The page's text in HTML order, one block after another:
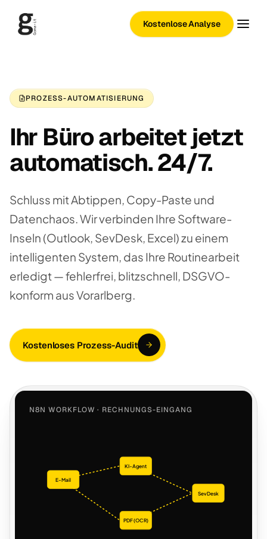
Kostenlose Analyse
PROZESS-AUTOMATISIERUNG
Ihr Büro arbeitet jetzt
automatisch. 24/7.
Schluss mit Abtippen, Copy-Paste und
Datenchaos. Wir verbinden Ihre Software-
Inseln (Outlook, SevDesk, Excel) zu einem
intelligenten System, das Ihre Routinearbeit
erledigt — fehlerfrei, blitzschnell, DSGVO-
konform aus Vorarlberg.
Kostenloses Prozess-Audit
N8N WORKFLOW · RECHNUNGS-EINGANG
E-Mail
KI-Agent
PDF (OCR)
SevDesk